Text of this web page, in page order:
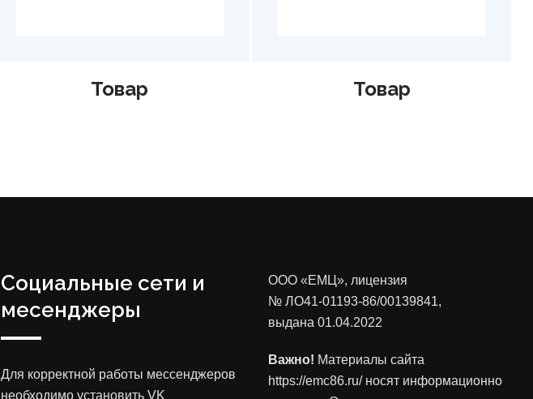
Товар Товар
Социальные сети и
месенджеры
Для корректной работы мессенджеров
необходимо установить VK
ООО «ЕМЦ», лицензия
№ ЛО41-01193-86/00139841,
выдана 01.04.2022
Важно! Материалы сайта
https://emc86.ru/ носят информационно